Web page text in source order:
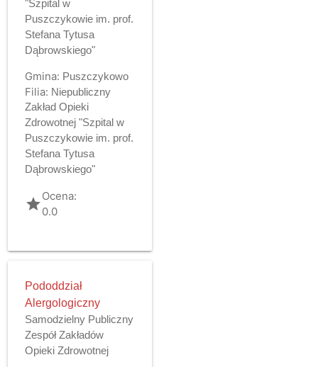
"Szpital w
Puszczykowie im. prof.
Stefana Tytusa
Dąbrowskiego"
Gmina: Puszczykowo
Filia: Niepubliczny
Zakład Opieki
Zdrowotnej "Szpital w
Puszczykowie im. prof.
Stefana Tytusa
Dąbrowskiego"
gradeOcena:
0.0
Pododdział
Alergologiczny
Samodzielny Publiczny
Zespół Zakładów
Opieki Zdrowotnej